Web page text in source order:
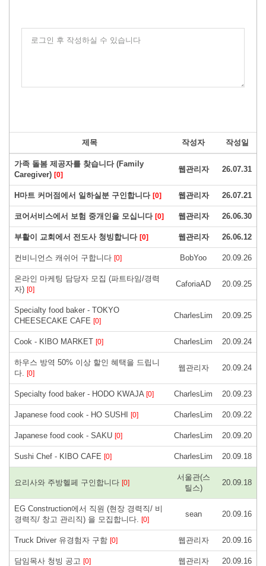
로그인 후 작성하실 수 있습니다
제목 작성자 작성일
가족 돌봄 제공자를 찾습니다 (Family
Caregiver) [0]
웹관리자 26.07.31
H마트 커머점에서 일하실분 구인합니다 [0] 웹관리자 26.07.21
코어서비스에서 보험 중개인을 모십니다 [0] 웹관리자 26.06.30
부활이 교회에서 전도사 청빙합니다 [0] 웹관리자 26.06.12
컨비니언스 캐쉬어 구합니다 [0] BobYoo 20.09.26
온라인 마케팅 담당자 모집 (파트타임/경력
자) [0]
CaforiaAD 20.09.25
Specialty food baker - TOKYO
CHEESECAKE CAFE [0]
CharlesLim 20.09.25
Cook - KIBO MARKET [0] CharlesLim 20.09.24
하우스 방역 50% 이상 할인 혜택을 드립니
다. [0]
웹관리자 20.09.24
Specialty food baker - HODO KWAJA [0] CharlesLim 20.09.23
Japanese food cook - HO SUSHI [0] CharlesLim 20.09.22
Japanese food cook - SAKU [0] CharlesLim 20.09.20
Sushi Chef - KIBO CAFE [0] CharlesLim 20.09.18
요리사와 주방헬페 구인합니다 [0]
서울관(스
틸스)
20.09.18
EG Construction에서 직원 (현장 경력직/ 비
경력직/ 창고 관리직) 을 모집합니다. [0]
sean 20.09.16
Truck Driver 유경험자 구함 [0] 웹관리자 20.09.16
담임목사 청빙 공고 [0] 웹관리자 20.09.16